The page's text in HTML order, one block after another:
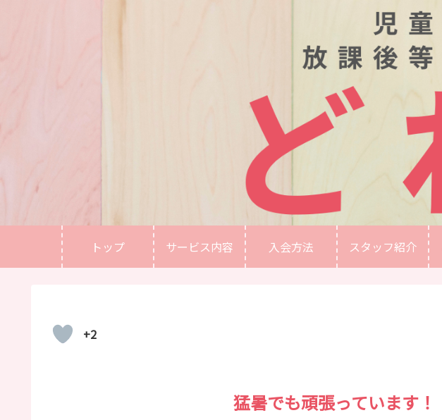
トップ サービス内容 入会方法 スタッフ紹介
+2
猛暑でも頑張っています！